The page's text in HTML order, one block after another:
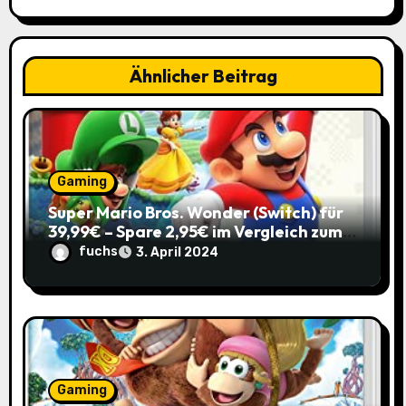
g
t
i
o
n
Ähnlicher Beitrag
Gaming
Super Mario Bros. Wonder (Switch) für
39,99€ – Spare 2,95€ im Vergleich zum
Normalpreis! 🎮
fuchs 3. April 2024
Gaming